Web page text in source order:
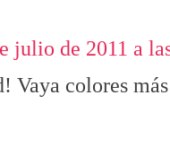
julio de 2011 a
Vaya colores